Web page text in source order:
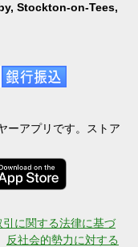
Stockton-on-Tees,
ーアプリです。ストア
引に関する法律に基づ
反社会的勢力に対する